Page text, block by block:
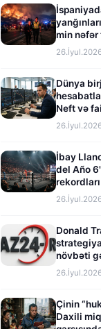
min
Dünya
Neft və
təsiri
İbay
del Año
Donald
növbəti
mərhələsi
Çinin
Daxili